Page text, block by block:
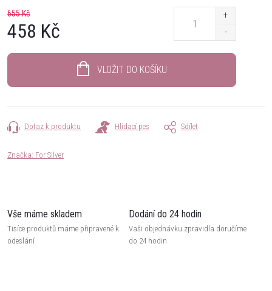
655 Kč
458 Kč
VLOŽIT DO KOŠÍKU
Dotaz k produktu Hlídací pes Sdílet
Značka: For Silver
Vše máme skladem
Tisíce produktů máme připravené k
odeslání
Dodání do 24 hodin
Vaši objednávku zpravidla doručíme
do 24 hodin